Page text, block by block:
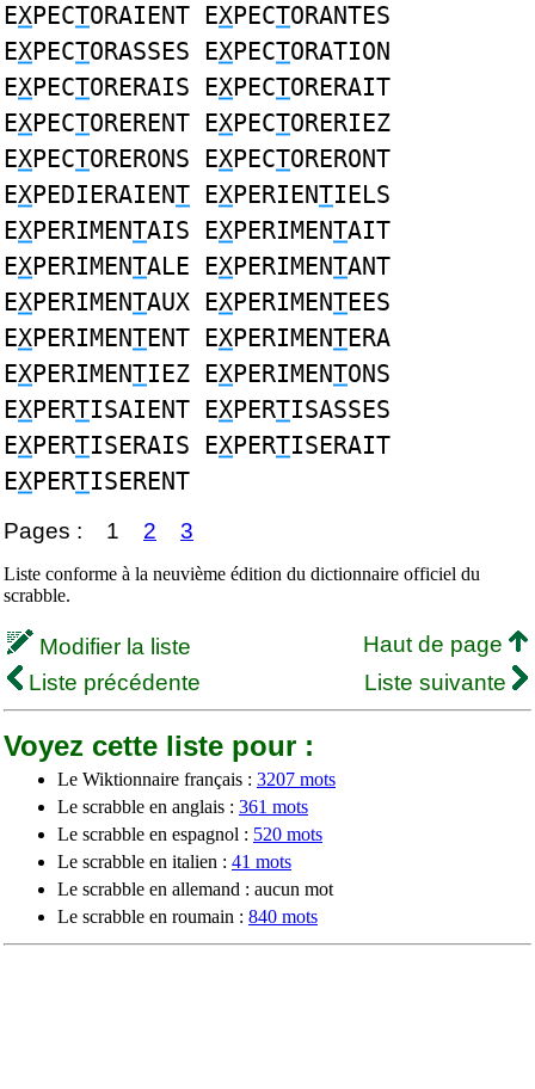
EXPECTORAIENT EXPECTORANTES
EXPECTORASSES EXPECTORATION
EXPECTORERAIS EXPECTORERAIT
EXPECTORERENT EXPECTORERIEZ
EXPECTORERONS EXPECTORERONT
EXPEDIERAIENT EXPERIENTIELS
EXPERIMENTAIS EXPERIMENTAIT
EXPERIMENTALE EXPERIMENTANT
EXPERIMENTAUX EXPERIMENTEES
EXPERIMENTENT EXPERIMENTERA
EXPERIMENTIEZ EXPERIMENTONS
EXPERTISAIENT EXPERTISASSES
EXPERTISERAIS EXPERTISERAIT
EXPERTISERENT
Pages : 1 2 3
Liste conforme à la neuvième édition du dictionnaire officiel du
scrabble.
Modifier la liste
Haut de page
Liste précédente
Liste suivante
Voyez cette liste pour :
Le Wiktionnaire français : 3207 mots
Le scrabble en anglais : 361 mots
Le scrabble en espagnol : 520 mots
Le scrabble en italien : 41 mots
Le scrabble en allemand : aucun mot
Le scrabble en roumain : 840 mots